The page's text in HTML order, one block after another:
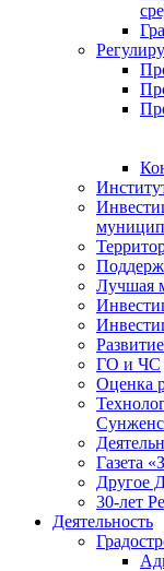
Лучшая
ГО и ЧС
Оценка
Газета
Другое
30-лет
Деятельность